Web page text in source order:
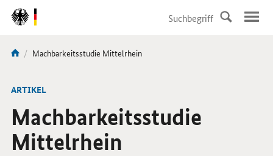
DirektZu:
Navigation
Sie
hier:
Aktuelle
Machbarkeitsstudie Mittelrhein
ARTIKEL
Machbarkeitsstudie
Mittelrhein